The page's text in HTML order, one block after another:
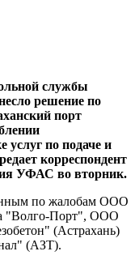
службы
решение по
порт
по подаче и
корреспондент
УФАС во вторник.
по жалобам ООО
"Волго-Порт", ООО
(Астрахань)
(АЗТ).